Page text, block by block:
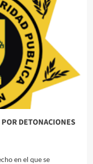
DETONACIONES
en el que se